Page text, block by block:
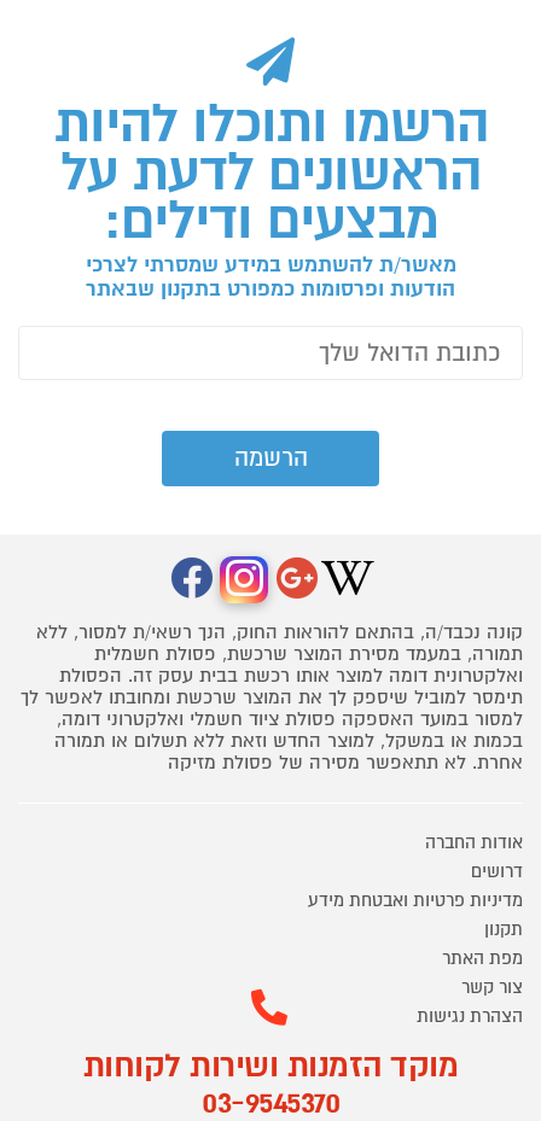
הרשמו ותוכלו להיות
הראשונים לדעת על
מבצעים ודילים:
מאשר/ת להשתמש במידע שמסרתי לצרכי
הודעות ופרסומות כמפורט בתקנון שבאתר
קונה נכבד/ה, בהתאם להוראות החוק, הנך רשאי/ת למסור, ללא
תמורה, במעמד מסירת המוצר שרכשת, פסולת חשמלית
ואלקטרונית דומה למוצר אותו רכשת בבית עסק זה. הפסולת
תימסר למוביל שיספק לך את המוצר שרכשת ומחובתו לאפשר לך
למסור במועד האספקה פסולת ציוד חשמלי ואלקטרוני דומה,
בכמות או במשקל, למוצר החדש וזאת ללא תשלום או תמורה
אחרת. לא תתאפשר מסירה של פסולת מזיקה
אודות החברה
דרושים
מדיניות פרטיות ואבטחת מידע
תקנון
מפת האתר
צור קשר
הצהרת נגישות
מוקד הזמנות ושירות לקוחות
03-9545370